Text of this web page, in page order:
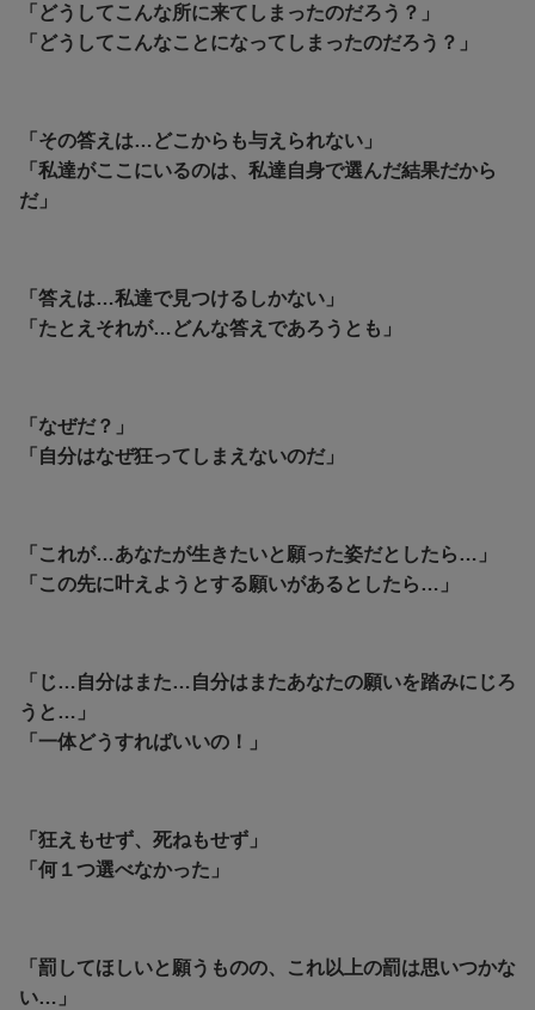
「どうしてこんな所に来てしまったのだろう？」
「どうしてこんなことになってしまったのだろう？」
「その答えは…どこからも与えられない」
「私達がここにいるのは、私達自身で選んだ結果だから
だ」
「答えは…私達で見つけるしかない」
「たとえそれが…どんな答えであろうとも」
「なぜだ？」
「自分はなぜ狂ってしまえないのだ」
「これが…あなたが生きたいと願った姿だとしたら…」
「この先に叶えようとする願いがあるとしたら…」
「じ…自分はまた…自分はまたあなたの願いを踏みにじろ
うと…」
「一体どうすればいいの！」
「狂えもせず、死ねもせず」
「何１つ選べなかった」
「罰してほしいと願うものの、これ以上の罰は思いつかな
い…」